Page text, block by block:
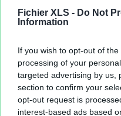
Fichier XLS - Do Not
Information
If you wish to opt-out of
processing of your
targeted advertising by us,
section to confirm your
opt-out request is
interest-based ads based
11 juillet 2011
13 juillet 2011
19 juillet
21 juillet 2011
24 juillet 2011
25 juillet 2011
27 juillet